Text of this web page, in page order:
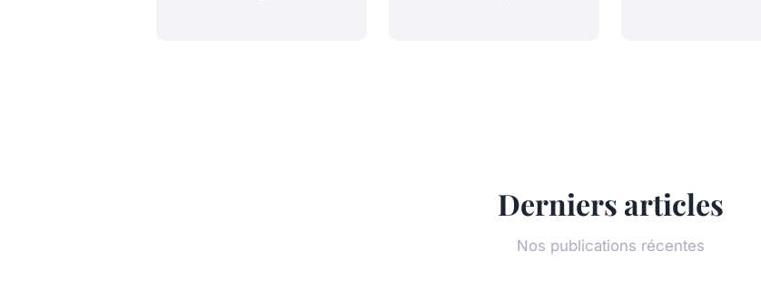
Derniers articles
Nos publications récentes